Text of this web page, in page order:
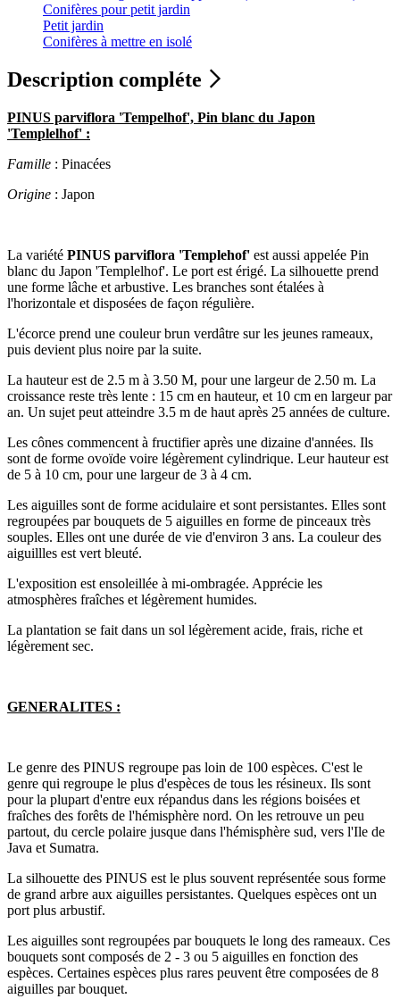
Conifères pour petit jardin
Petit jardin
Conifères à mettre en isolé
Description compléte
PINUS parviflora 'Tempelhof', Pin blanc du Japon
'Templelhof' :
Famille : Pinacées
Origine : Japon
La variété PINUS parviflora 'Templehof' est aussi appelée Pin
blanc du Japon 'Templelhof'. Le port est érigé. La silhouette prend
une forme lâche et arbustive. Les branches sont étalées à
l'horizontale et disposées de façon régulière.
L'écorce prend une couleur brun verdâtre sur les jeunes rameaux,
puis devient plus noire par la suite.
La hauteur est de 2.5 m à 3.50 M, pour une largeur de 2.50 m. La
croissance reste très lente : 15 cm en hauteur, et 10 cm en largeur par
an. Un sujet peut atteindre 3.5 m de haut après 25 années de culture.
Les cônes commencent à fructifier après une dizaine d'années. Ils
sont de forme ovoïde voire légèrement cylindrique. Leur hauteur est
de 5 à 10 cm, pour une largeur de 3 à 4 cm.
Les aiguilles sont de forme acidulaire et sont persistantes. Elles sont
regroupées par bouquets de 5 aiguilles en forme de pinceaux très
souples. Elles ont une durée de vie d'environ 3 ans. La couleur des
aiguillles est vert bleuté.
L'exposition est ensoleillée à mi-ombragée. Apprécie les
atmosphères fraîches et légèrement humides.
La plantation se fait dans un sol légèrement acide, frais, riche et
légèrement sec.
GENERALITES :
Le genre des PINUS regroupe pas loin de 100 espèces. C'est le
genre qui regroupe le plus d'espèces de tous les résineux. Ils sont
pour la plupart d'entre eux répandus dans les régions boisées et
fraîches des forêts de l'hémisphère nord. On les retrouve un peu
partout, du cercle polaire jusque dans l'hémisphère sud, vers l'Ile de
Java et Sumatra.
La silhouette des PINUS est le plus souvent représentée sous forme
de grand arbre aux aiguilles persistantes. Quelques espèces ont un
port plus arbustif.
Les aiguilles sont regroupées par bouquets le long des rameaux. Ces
bouquets sont composés de 2 - 3 ou 5 aiguilles en fonction des
espèces. Certaines espèces plus rares peuvent être composées de 8
aiguilles par bouquet.